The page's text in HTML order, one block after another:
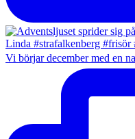
Vi börjar december med en